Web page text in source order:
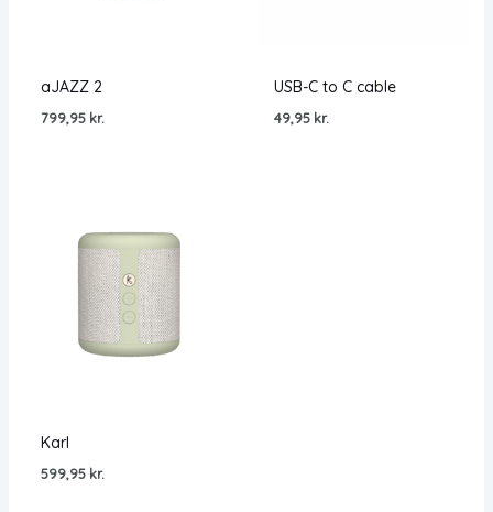
aJAZZ 2
799,95 kr.
USB-C to C cable
49,95 kr.
Karl
599,95 kr.